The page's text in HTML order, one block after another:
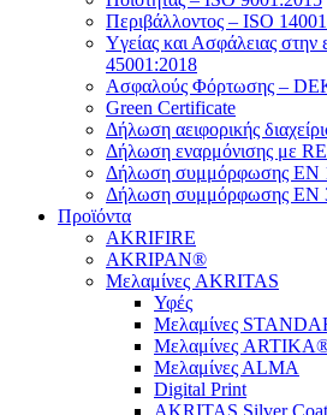
Περιβάλλοντος – ISO
Yγείας και Ασφάλειας στην
45001:2018
Ασφαλούς Φόρτωσης –
Green Certificate
Δήλωση αειφορικής
Δήλωση εναρμόνισης με
Δήλωση συμμόρφωσης EN
Δήλωση συμμόρφωσης EN
Προϊόντα
AKRIFIRE
AKRIPAN®
Μελαμίνες AKRITAS
Υφές
Μελαμίνες
Μελαμίνες
Μελαμίνες ΑLMA
Digital Print
AKRITAS Silver Coat